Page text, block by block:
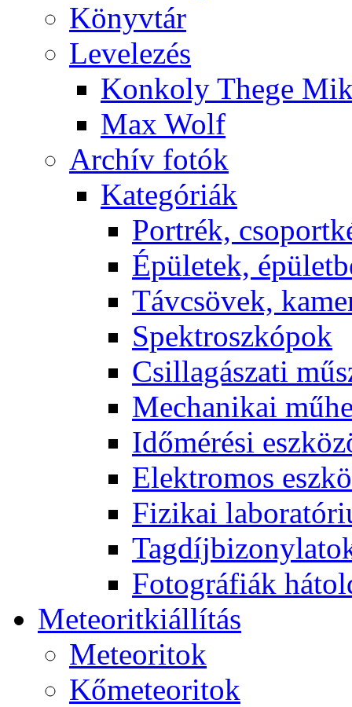
Könyv­tár
Le­ve­le­zés
Kon­koly The­ge
Max Wolf
Ar­chív fo­tók
Ka­te­gó­ri­ák
Port­rék,
Épü­le­tek,
Táv­csö­vek,
Spekt­rosz­kó­pok
Csil­la­gá­sza­ti
Me­cha­ni­kai
Idő­mé­ré­si
Elekt­ro­mos
Fi­zi­kai
Fo­tog­rá­fi­ák
Me­te­o­rit­ki­ál­lí­tás
Me­te­o­ri­tok
Kő­me­te­o­ri­tok